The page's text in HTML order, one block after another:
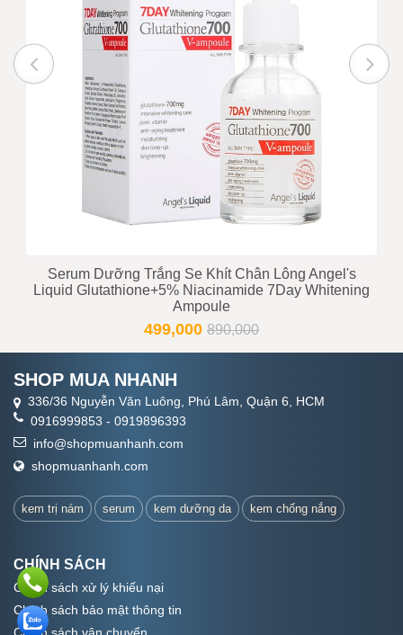
Trạng thái Còn hàng
Tư vấn viên 0916999853 - 0919896393
Serum Dưỡng Trắng Se Khít Chân Lông Angel's
Liquid Glutathione+5% Niacinamide 7Day Whitening
Ampoule
499,000 890,000
SHOP MUA NHANH
336/36 Nguyễn Văn Luông, Phú Lâm, Quận 6, HCM
0916999853 - 0919896393
info@shopmuanhanh.com
shopmuanhanh.com
kem trị nám serum kem dưỡng da kem chống nắng
CHÍNH SÁCH
Chính sách xử lý khiếu nại
Chính sách bảo mật thông tin